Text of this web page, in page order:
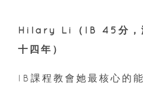
Hilary Li（IB 45分，
十四年）
IB課程教會她最核心的